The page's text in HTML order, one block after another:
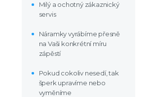
Milý a ochotný zákaznický
servis
Náramky vyrábíme přesně
na Vaši konkrétní míru
zápěstí
Pokud cokoliv nesedí, tak
šperk upravíme nebo
vyměníme